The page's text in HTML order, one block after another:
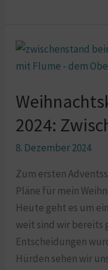
2024:
8. Dezember 2024
Zum ersten
Pläne für mein
Heute geht es um
weit sind wir bereits
Entscheidungen
Hürden sehen wir
Weihnachtskleid-
Sewalong
Zwischenstand
mit
Flume